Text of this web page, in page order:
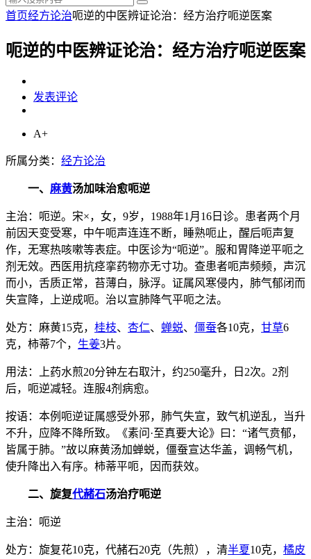
首页经方论治呃逆的中医辨证论治：经方治疗呃逆医案
呃逆的中医辨证论治：经方治疗呃逆医案
发表评论
A+
所属分类： 经方论治
一、 麻黄汤加味治愈呃逆
主治：呃逆。宋×，女，9岁，1988年1月16日诊。患者两个月
前因天变受寒，中午呃声连连不断，睡熟呃止，醒后呃声复
作，无寒热咳嗽等表症。中医诊为“呃逆”。服和胃降逆平呃之
剂无效。西医用抗痉挛药物亦无寸功。查患者呃声频频，声沉
而小，舌质正常，苔薄白，脉浮。证属风寒侵内，肺气郁闭而
失宣降，上逆成呃。治以宣肺降气平呃之法。
处方：麻黄15克， 桂枝、 杏仁、 蝉蜕、 僵蚕各10克， 甘草6
克，柿蒂7个， 生姜3片。
用法：上药水煎20分钟左右取汁，约250毫升，日2次。2剂
后，呃逆减轻。连服4剂病愈。
按语：本例呃逆证属感受外邪，肺气失宣，致气机逆乱，当升
不升，应降不降所致。《素问·至真要大论》曰：“诸气贲郁，
皆属于肺。”故以麻黄汤加蝉蜕，僵蚕宣达华盖，调畅气机，
使升降出入有序。柿蒂平呃，因而获效。
二、旋复代赭石汤治疗呃逆
主治：呃逆
处方：旋复花10克，代赭石20克（先煎），清半夏10克， 橘皮